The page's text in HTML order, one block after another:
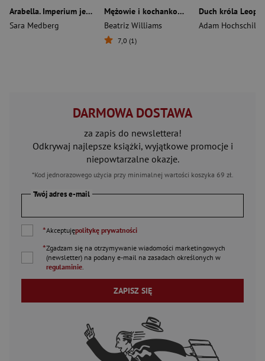
Arabella. Imperium jedwabiu. Tom 2
Sara Medberg
Mężowie i kochankowie
Beatriz Williams
7,0 (1)
Duch króla
Adam Hochschild
DARMOWA DOSTAWA
za zapis do newslettera!
Odkrywaj najlepsze książki, wyjątkowe promocje i
niepowtarzalne okazje.
*Kod jednorazowego użycia przy minimalnej wartości koszyka 69 zł.
Twój adres e-mail
*Akceptujępolitykę prywatności
*Zgadzam się na otrzymywanie wiadomości marketingowych
(newsletter) na podany e-mail na zasadach określonych w
regulaminie
ZAPISZ SIĘ